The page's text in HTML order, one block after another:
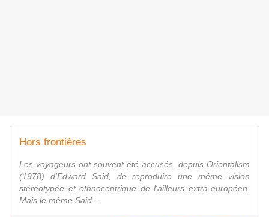
Hors frontières
Les voyageurs ont souvent été accusés, depuis Orientalism
(1978) d'Edward Said, de reproduire une même vision
stéréotypée et ethnocentrique de l'ailleurs extra-européen.
Mais le même Said ...